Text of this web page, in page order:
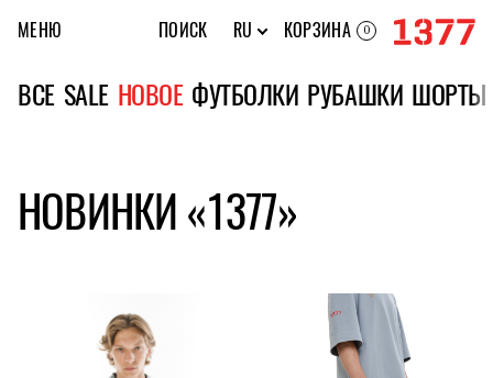
МЕНЮ ПОИСК RU КОРЗИНА 0
ВСЕ SALE НОВОЕ ФУТБОЛКИ РУБАШКИ ШОРТЫ
НОВИНКИ «1377»